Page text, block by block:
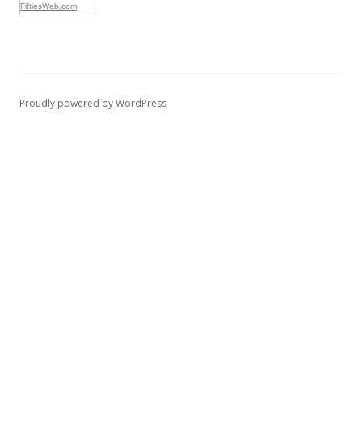
FiftiesWeb.com
Proudly powered by WordPress